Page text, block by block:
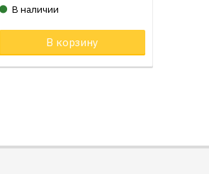
Товар в корзине
В наличии
В корзину